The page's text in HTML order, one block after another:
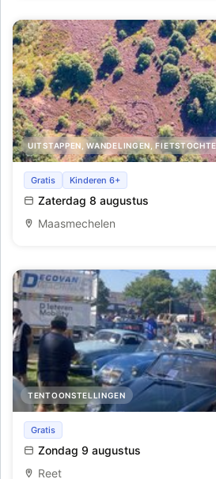
UITSTAPPEN, WANDELINGEN,
MaasMauve Heidedagen - Struinen
Gratis Kinderen 6+
Zaterdag 8 augustus
Maasmechelen
TENTOONSTELLINGEN
Oldtimer-rally Lichtfeesten Reet
Gratis
Zondag 9 augustus
Reet